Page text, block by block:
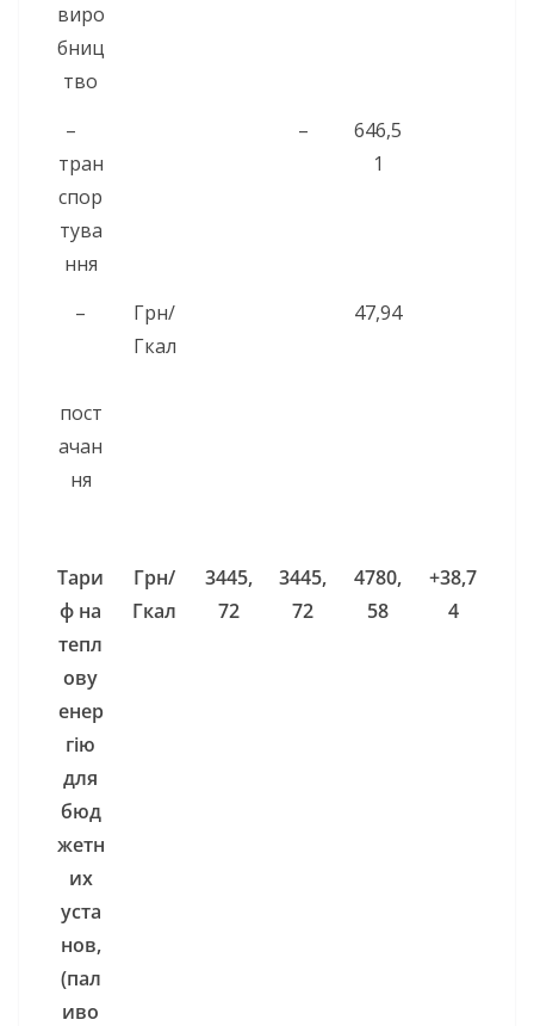
виро
бниц
тво
–
тран
спор
тува
ння
–
646,5
1
–
пост
ачан
ня
Грн/
Гкал
47,94
Тари
ф на
тепл
ову
енер
гію
для
бюд
жетн
их
уста
нов,
(пал
иво
Грн/
Гкал
3445,
72
3445,
72
4780,
58
+38,7
4